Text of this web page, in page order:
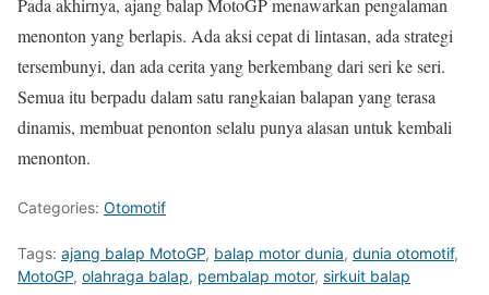
Pada akhirnya, ajang balap MotoGP menawarkan pengalaman
menonton yang berlapis. Ada aksi cepat di lintasan, ada strategi
tersembunyi, dan ada cerita yang berkembang dari seri ke seri.
Semua itu berpadu dalam satu rangkaian balapan yang terasa
dinamis, membuat penonton selalu punya alasan untuk kembali
menonton.
Categories: Otomotif
Tags: ajang balap MotoGP, balap motor dunia, dunia otomotif,
MotoGP, olahraga balap, pembalap motor, sirkuit balap